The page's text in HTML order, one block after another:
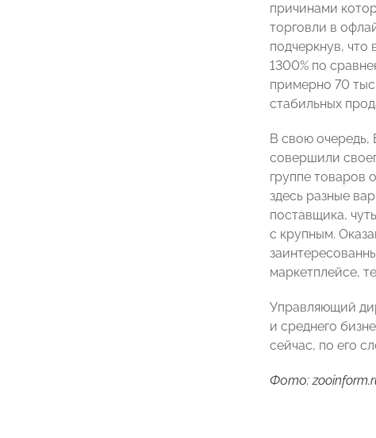
причинами
торговли в
подчеркнув,
1300% по
примерно 70
стабильных
В свою
совершили
группе товаров
здесь разные
поставщика,
с крупным.
маркетплейсе,
Управляющий
и среднего
сейчас, по его
Фото: